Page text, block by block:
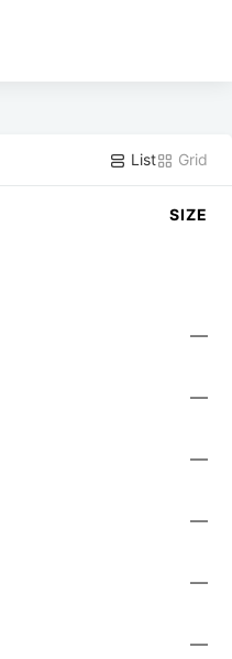
List Grid
SIZE
—
—
—
—
—
—